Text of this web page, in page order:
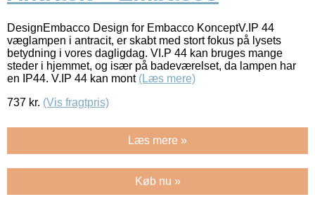
DesignEmbacco Design for Embacco KonceptV.IP 44
væglampen i antracit, er skabt med stort fokus på lysets
betydning i vores dagligdag. VI.P 44 kan bruges mange
steder i hjemmet, og især på badeværelset, da lampen har
en IP44. V.IP 44 kan mont (Læs mere)
737 kr. (Vis fragtpris)
Læs mere »
Køb nu »